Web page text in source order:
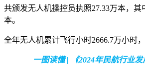
共颁发无人机操控员执照27.33万本，其
本。
全年无人机累计飞行小时2666.7万小时，
一图读懂 | 《2024年民航行业发